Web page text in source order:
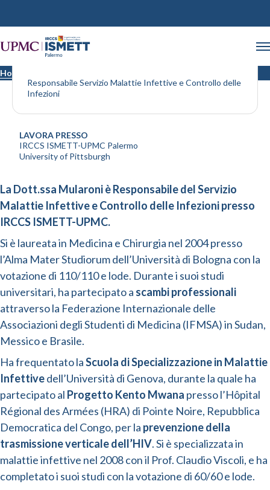
Home
Dott.ssa Mularoni Alessandra
Responsabile Servizio Malattie Infettive e Controllo delle
Infezioni
LAVORA PRESSO
IRCCS ISMETT-UPMC Palermo
University of Pittsburgh
La Dott.ssa Mularoni è Responsabile del Servizio
Malattie Infettive e Controllo delle Infezioni presso
IRCCS ISMETT-UPMC.
Si è laureata in Medicina e Chirurgia nel 2004 presso
l’Alma Mater Studiorum dell’Università di Bologna con la
votazione di 110/110 e lode. Durante i suoi studi
universitari, ha partecipato a scambi professionali
attraverso la Federazione Internazionale delle
Associazioni degli Studenti di Medicina (IFMSA) in Sudan,
Messico e Brasile.
Ha frequentato laScuola di Specializzazione in Malattie
Infettivedell’Università di Genova, durante la quale ha
partecipato al Progetto Kento Mwana presso l’Hôpital
Régional des Armées (HRA) di Pointe Noire, Repubblica
Democratica del Congo, per la prevenzione della
trasmissione verticale dell’HIV. Si è specializzata in
malattie infettive nel 2008 con il Prof. Claudio Viscoli, e ha
completato i suoi studi con la votazione di 60/60 e lode.